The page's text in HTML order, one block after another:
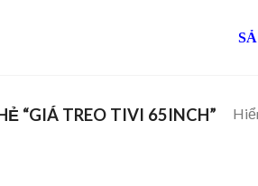
“GIÁ TREO TIVI 65INCH”